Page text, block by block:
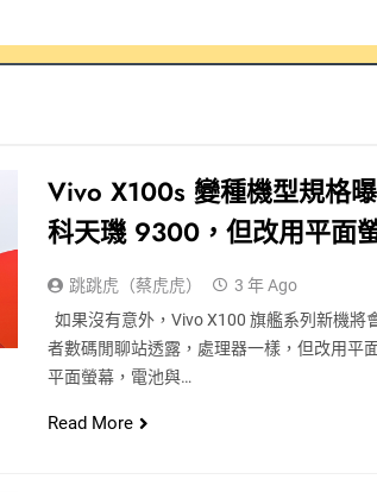
Vivo X100s 變種機型規格
科天璣 9300，但改用平面
跳跳虎（蔡虎虎）
3 年 Ago
如果沒有意外，vivo X100 旗艦系列新機將
者數碼閒聊站透露，處理器一樣，但改用平
平面螢幕，電池與…
Read More